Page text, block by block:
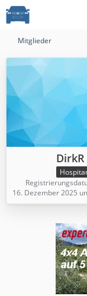
Mitglieder
DirkR
16. Dezember 2025